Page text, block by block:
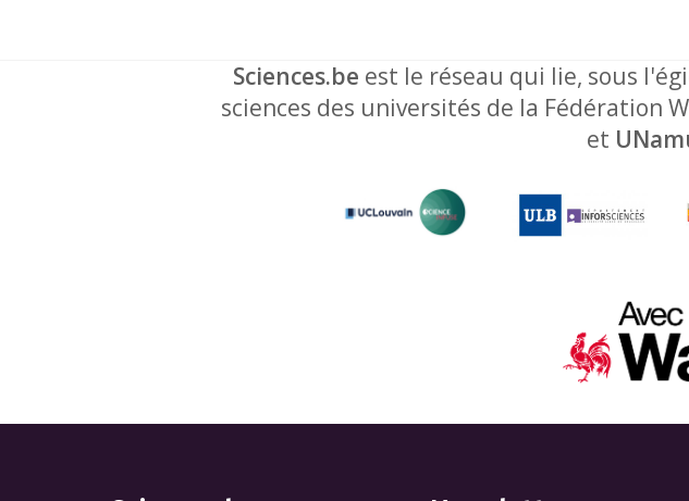
Sciences.be est le réseau qui lie, sous
sciences des universités de la Fédération
et